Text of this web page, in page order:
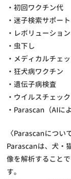
・初回ワクチン代
・迷子検索サポート
・レボリューション
・虫下し
・メディカルチェ
・狂犬病ワクチン
・遺伝子病検査
・ウイルスチェック
・Parascan（AIに
〈Parascanについ
Parascanは、犬・
像を解析すること
す。